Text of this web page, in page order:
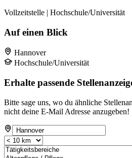
Vollzeitstelle | Hochschule/Universität
Auf einen Blick
Hannover
Hochschule/Universität
Erhalte passende
Bitte sage uns, wo du ähnliche
nicht deine E-Mail Adresse anzugeben!